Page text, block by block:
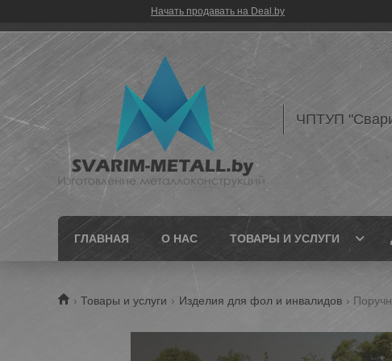
Начать продавать на Deal.by
ЧПТУП
ГЛАВНАЯ О НАС ТОВАРЫ И УСЛУГИ
Товары и услуги Изделия для фол и инвалидов